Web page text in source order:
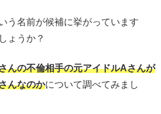
う名前が候補に挙がっています
ょうか？
んの不倫相手の元アイドルAさんが
んなのかについて調べてみまし